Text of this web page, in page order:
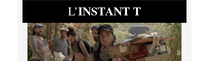
L’INSTANT T